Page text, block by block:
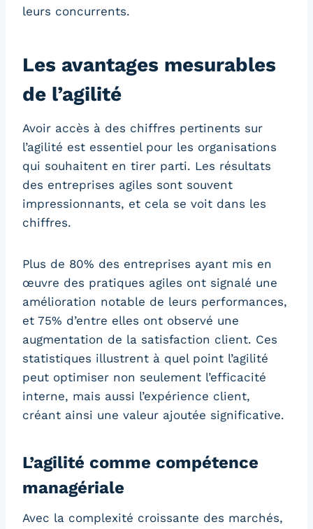
leurs concurrents.
Les avantages mesurables
de l’agilité
Avoir accès à des chiffres pertinents sur
l’agilité est essentiel pour les organisations
qui souhaitent en tirer parti. Les résultats
des entreprises agiles sont souvent
impressionnants, et cela se voit dans les
chiffres.
Plus de 80% des entreprises ayant mis en
œuvre des pratiques agiles ont signalé une
amélioration notable de leurs performances,
et 75% d’entre elles ont observé une
augmentation de la satisfaction client. Ces
statistiques illustrent à quel point l’agilité
peut optimiser non seulement l’efficacité
interne, mais aussi l’expérience client,
créant ainsi une valeur ajoutée significative.
L’agilité comme compétence
managériale
Avec la complexité croissante des marchés,